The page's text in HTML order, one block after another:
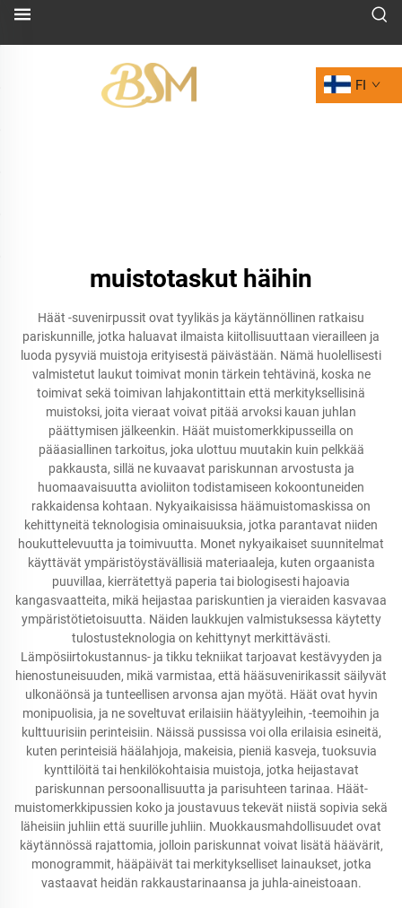
FI
muistotaskut häihin
Häät -suvenirpussit ovat tyylikäs ja käytännöllinen ratkaisu
pariskunnille, jotka haluavat ilmaista kiitollisuuttaan vierailleen ja
luoda pysyviä muistoja erityisestä päivästään. Nämä huolellisesti
valmistetut laukut toimivat monin tärkein tehtävinä, koska ne
toimivat sekä toimivan lahjakontittain että merkityksellisinä
muistoksi, joita vieraat voivat pitää arvoksi kauan juhlan
päättymisen jälkeenkin. Häät muistomerkkipusseilla on
pääasiallinen tarkoitus, joka ulottuu muutakin kuin pelkkää
pakkausta, sillä ne kuvaavat pariskunnan arvostusta ja
huomaavaisuutta avioliiton todistamiseen kokoontuneiden
rakkaidensa kohtaan. Nykyaikaisissa häämuistomaskissa on
kehittyneitä teknologisia ominaisuuksia, jotka parantavat niiden
houkuttelevuutta ja toimivuutta. Monet nykyaikaiset suunnitelmat
käyttävät ympäristöystävällisiä materiaaleja, kuten orgaanista
puuvillaa, kierrätettyä paperia tai biologisesti hajoavia
kangasvaatteita, mikä heijastaa pariskuntien ja vieraiden kasvavaa
ympäristötietoisuutta. Näiden laukkujen valmistuksessa käytetty
tulostusteknologia on kehittynyt merkittävästi.
Lämpösiirtokustannus- ja tikku tekniikat tarjoavat kestävyyden ja
hienostuneisuuden, mikä varmistaa, että hääsuvenirikassit säilyvät
ulkonäönsä ja tunteellisen arvonsa ajan myötä. Häät ovat hyvin
monipuolisia, ja ne soveltuvat erilaisiin häätyyleihin, -teemoihin ja
kulttuurisiin perinteisiin. Näissä pussissa voi olla erilaisia esineitä,
kuten perinteisiä häälahjoja, makeisia, pieniä kasveja, tuoksuvia
kynttilöitä tai henkilökohtaisia muistoja, jotka heijastavat
pariskunnan persoonallisuutta ja parisuhteen tarinaa. Häät-
muistomerkkipussien koko ja joustavuus tekevät niistä sopivia sekä
läheisiin juhliin että suurille juhliin. Muokkausmahdollisuudet ovat
käytännössä rajattomia, jolloin pariskunnat voivat lisätä häävärit,
monogrammit, hääpäivät tai merkitykselliset lainaukset, jotka
vastaavat heidän rakkaustarinaansa ja juhla-aineistoaan.